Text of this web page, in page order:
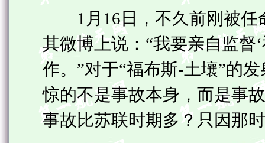
1月16日，不久前刚被任
其微博上说：“我要亲自监督
作。”对于“福布斯-土壤”的
惊的不是事故本身，而是事
事故比苏联时期多？只因那